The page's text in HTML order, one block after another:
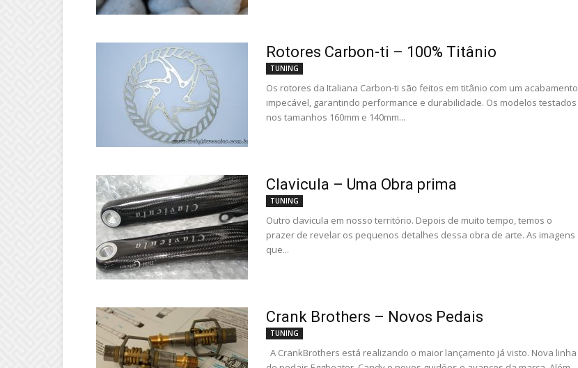
Rotores Carbon-ti – 100% Titânio
TUNING
Os rotores da Italiana Carbon-ti são feitos em titânio com um acabamento
impecável, garantindo performance e durabilidade. Os modelos testados
nos tamanhos 160mm e 140mm...
Clavicula – Uma Obra prima
TUNING
Outro clavicula em nosso território. Depois de muito tempo, temos o
prazer de revelar os pequenos detalhes dessa obra de arte. As imagens
que...
Crank Brothers – Novos Pedais
TUNING
A CrankBrothers está realizando o maior lançamento já visto. Nova linha